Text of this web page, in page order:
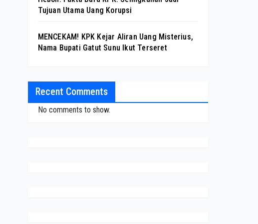
Tujuan Utama Uang Korupsi
MENCEKAM! KPK Kejar Aliran Uang Misterius,
Nama Bupati Gatut Sunu Ikut Terseret
Recent Comments
No comments to show.